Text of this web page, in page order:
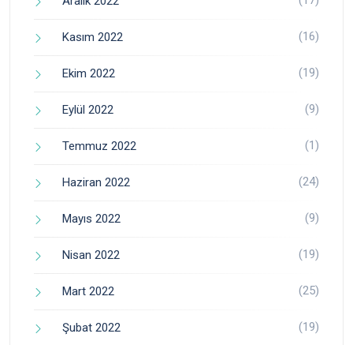
Kasım 2022 (16)
Ekim 2022 (19)
Eylül 2022 (9)
Temmuz 2022 (1)
Haziran 2022 (24)
Mayıs 2022 (9)
Nisan 2022 (19)
Mart 2022 (25)
Şubat 2022 (19)